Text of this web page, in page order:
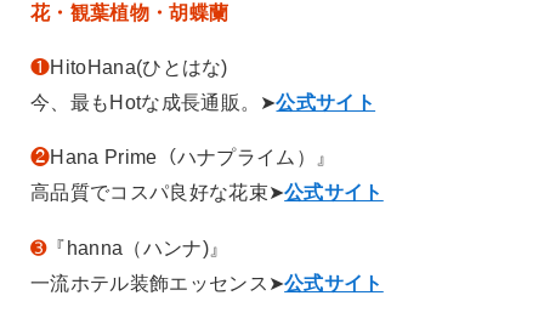
花・観葉植物・胡蝶蘭
❶HitoHana(ひとはな)
今、最もHotな成長通販。➤公式サイト
❷Hana Prime（ハナプライム）』
高品質でコスパ良好な花束➤公式サイト
➌『hanna（ハンナ)』
一流ホテル装飾エッセンス➤公式サイト